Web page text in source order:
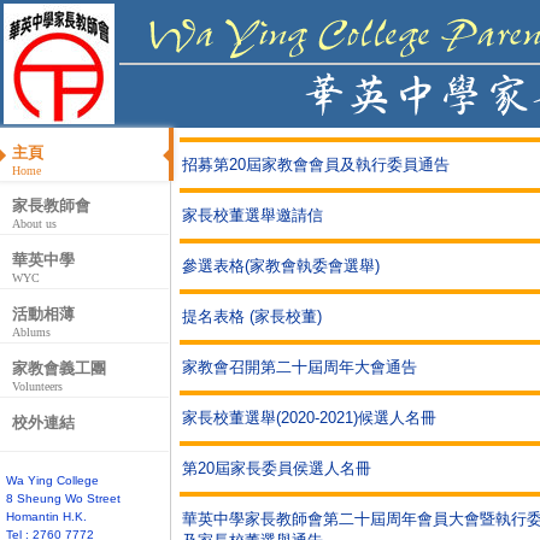
主頁
Home
家長教師會
About us
華英中學
WYC
活動相薄
Ablums
家教會義工團
Volunteers
校外連結
Wa Ying College
8 Sheung Wo Street
Homantin H.K.
Tel : 2760 7772
招募第20屆家教會會員及執行委員通告
家長校董選舉邀請信
參選表格(家教會執委會選舉)
提名表格 (家長校董)
家教會召開第二十屆周年大會通告
家長校董選舉(2020-2021)候選人名冊
第20屆家長委員侯選人名冊
華英中學家長教師會第二十屆周年會員大會暨執行